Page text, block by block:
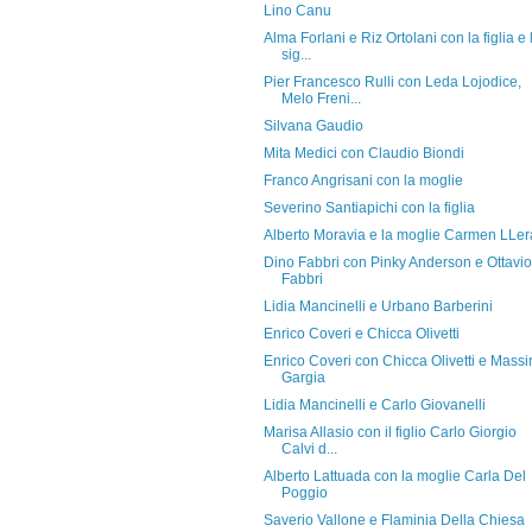
Lino Canu
Alma Forlani e Riz Ortolani con la figlia e
sig...
Pier Francesco Rulli con Leda Lojodice,
Melo Freni...
Silvana Gaudio
Mita Medici con Claudio Biondi
Franco Angrisani con la moglie
Severino Santiapichi con la figlia
Alberto Moravia e la moglie Carmen
Dino Fabbri con Pinky Anderson e Ottavio
Fabbri
Lidia Mancinelli e Urbano Barberini
Enrico Coveri e Chicca Olivetti
Enrico Coveri con Chicca Olivetti e
Gargia
Lidia Mancinelli e Carlo Giovanelli
Marisa Allasio con il figlio Carlo Giorgio
Calvi d...
Alberto Lattuada con la moglie Carla Del
Poggio
Saverio Vallone e Flaminia Della Chiesa